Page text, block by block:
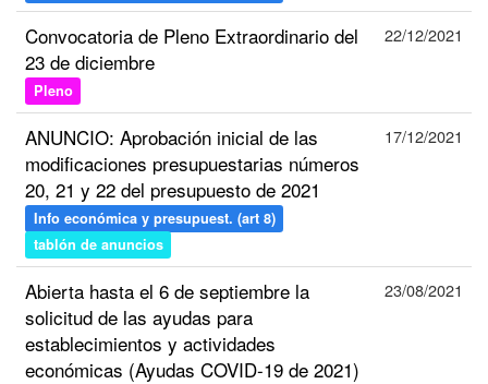
Convocatoria de Pleno Extraordinario del
23 de diciembre
Pleno
22/12/2021
ANUNCIO: Aprobación inicial de las
modificaciones presupuestarias números
20, 21 y 22 del presupuesto de 2021
Info económica y presupuest. (art 8)
tablón de anuncios
17/12/2021
Abierta hasta el 6 de septiembre la
solicitud de las ayudas para
establecimientos y actividades
económicas (Ayudas COVID-19 de 2021)
23/08/2021